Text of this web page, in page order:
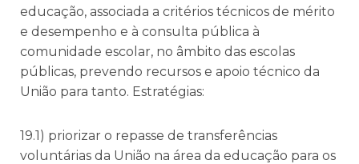
educação, associada a critérios técnicos de mérito
e desempenho e à consulta pública à
comunidade escolar, no âmbito das escolas
públicas, prevendo recursos e apoio técnico da
União para tanto. Estratégias:
19.1) priorizar o repasse de transferências
voluntárias da União na área da educação para os